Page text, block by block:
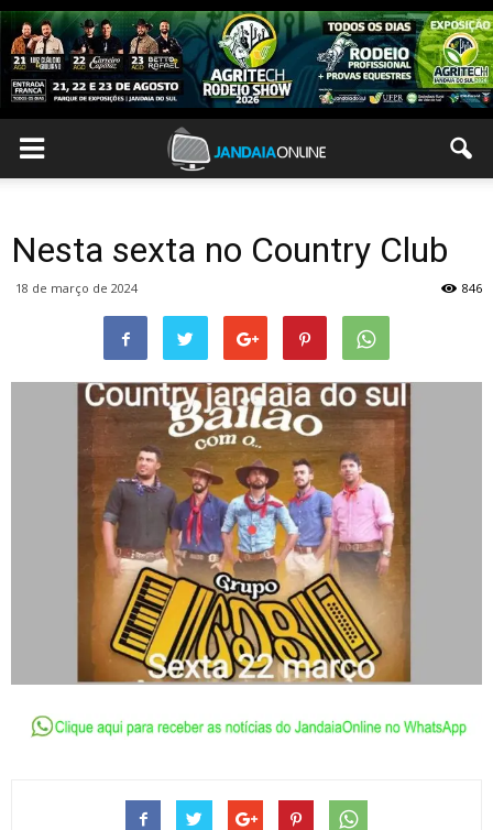
Nesta sexta no Country Club
18 de março de 2024 846